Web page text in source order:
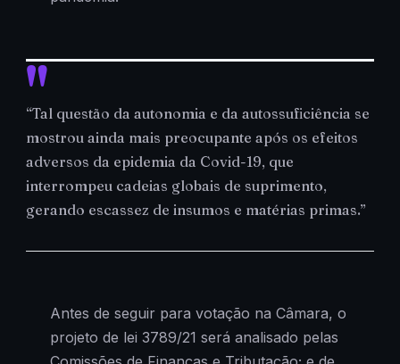
“Tal questão da autonomia e da autossuficiência se
mostrou ainda mais preocupante após os efeitos
adversos da epidemia da Covid-19, que
interrompeu cadeias globais de suprimento,
gerando escassez de insumos e matérias primas.”
Antes de seguir para votação na Câmara, o
projeto de lei 3789/21 será analisado pelas